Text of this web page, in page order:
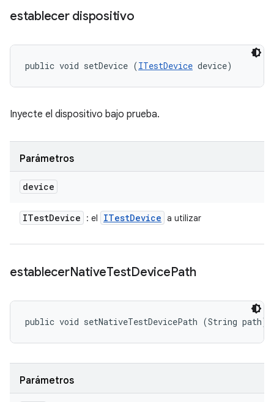
establecer dispositivo
public void setDevice (ITestDevice device)
Inyecte el dispositivo bajo prueba.
Parámetros
device
ITestDevice : el ITestDevice a utilizar
establecerNativeTestDevicePath
public void setNativeTestDevicePath (String path)
Parámetros